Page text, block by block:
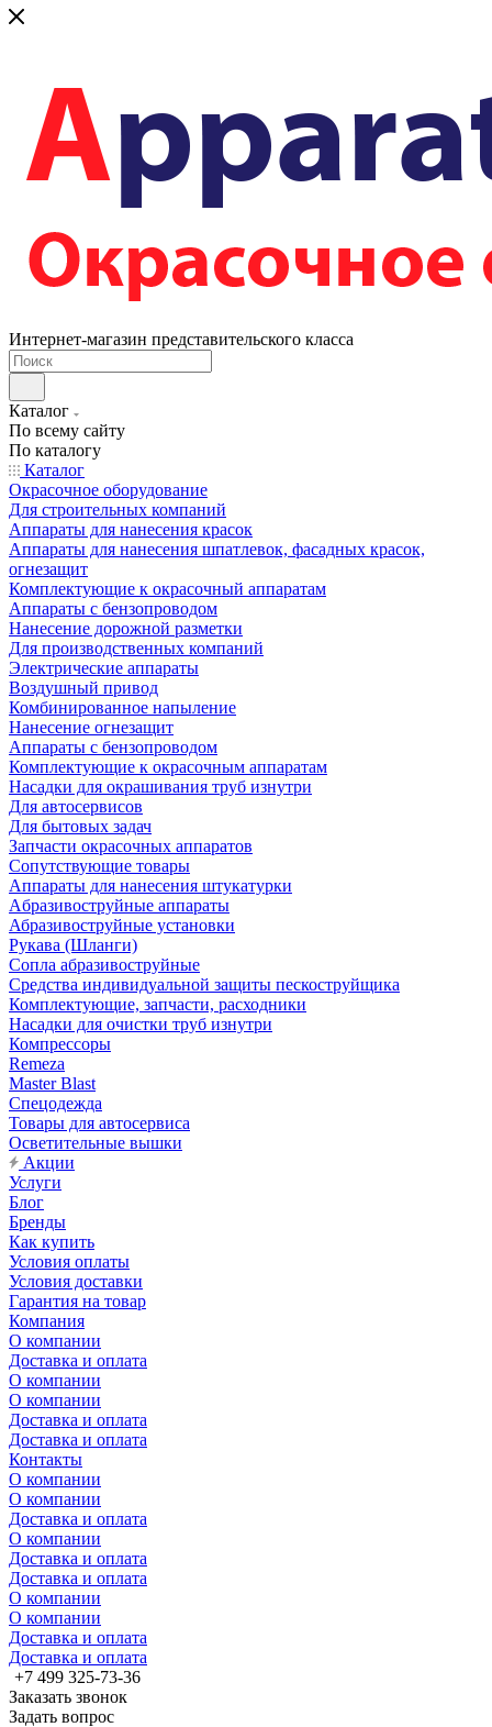
Интернет-магазин представительского класса
Каталог
По всему сайту
По каталогу
Каталог
Окрасочное оборудование
Для строительных компаний
Аппараты для нанесения красок
Аппараты для нанесения шпатлевок, фасадных красок,
огнезащит
Комплектующие к окрасочный аппаратам
Аппараты с бензопроводом
Нанесение дорожной разметки
Для производственных компаний
Электрические аппараты
Воздушный привод
Комбинированное напыление
Нанесение огнезащит
Аппараты с бензопроводом
Комплектующие к окрасочным аппаратам
Насадки для окрашивания труб изнутри
Для автосервисов
Для бытовых задач
Запчасти окрасочных аппаратов
Сопутствующие товары
Аппараты для нанесения штукатурки
Aбразивоструйные аппараты
Абразивоструйные установки
Рукава (Шланги)
Сопла абразивоструйные
Средства индивидуальной защиты пескоструйщика
Комплектующие, запчасти, расходники
Насадки для очистки труб изнутри
Компрессоры
Remeza
Master Blast
Спецодежда
Товары для автосервиса
Осветительные вышки
Акции
Услуги
Блог
Бренды
Как купить
Условия оплаты
Условия доставки
Гарантия на товар
Компания
О компании
Доставка и оплата
О компании
О компании
Доставка и оплата
Доставка и оплата
Контакты
О компании
О компании
Доставка и оплата
О компании
Доставка и оплата
Доставка и оплата
О компании
О компании
Доставка и оплата
Доставка и оплата
+7 499 325-73-36
Заказать звонок
Задать вопрос